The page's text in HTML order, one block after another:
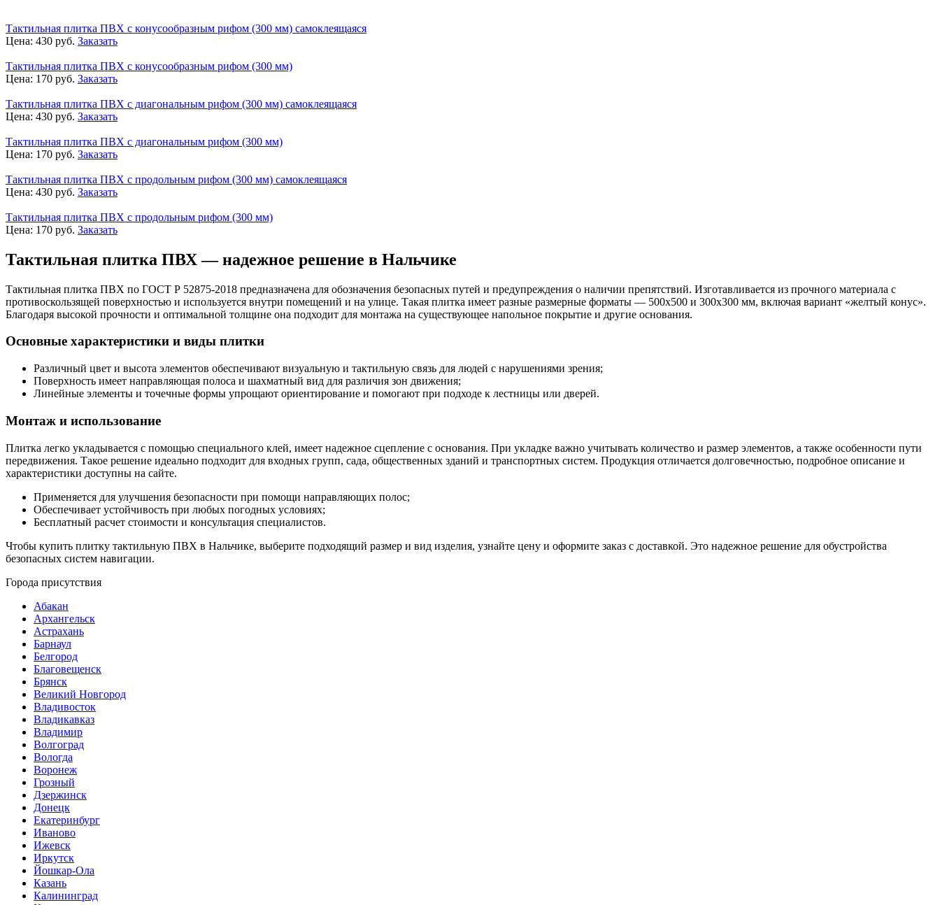
Тактильная плитка ПВХ с конусообразным рифом (300 мм) самоклеящаяся
Цена: 430 руб. Заказать
Тактильная плитка ПВХ с конусообразным рифом (300 мм)
Цена: 170 руб. Заказать
Тактильная плитка ПВХ с диагональным рифом (300 мм) самоклеящаяся
Цена: 430 руб. Заказать
Тактильная плитка ПВХ с диагональным рифом (300 мм)
Цена: 170 руб. Заказать
Тактильная плитка ПВХ с продольным рифом (300 мм) самоклеящаяся
Цена: 430 руб. Заказать
Тактильная плитка ПВХ с продольным рифом (300 мм)
Цена: 170 руб. Заказать
Тактильная плитка ПВХ — надежное решение в Нальчике
Тактильная плитка ПВХ по ГОСТ Р 52875-2018 предназначена для обозначения безопасных путей и предупреждения о наличии препятствий. Изготавливается из прочного материала с
противоскользящей поверхностью и используется внутри помещений и на улице. Такая плитка имеет разные размерные форматы — 500х500 и 300х300 мм, включая вариант «желтый конус».
Благодаря высокой прочности и оптимальной толщине она подходит для монтажа на существующее напольное покрытие и другие основания.
Основные характеристики и виды плитки
Различный цвет и высота элементов обеспечивают визуальную и тактильную связь для людей с нарушениями зрения;
Поверхность имеет направляющая полоса и шахматный вид для различия зон движения;
Линейные элементы и точечные формы упрощают ориентирование и помогают при подходе к лестницы или дверей.
Монтаж и использование
Плитка легко укладывается с помощью специального клей, имеет надежное сцепление с основания. При укладке важно учитывать количество и размер элементов, а также особенности пути
передвижения. Такое решение идеально подходит для входных групп, садa, общественных зданий и транспортных систем. Продукция отличается долговечностью, подробное описание и
характеристики доступны на сайте.
Применяется для улучшения безопасности при помощи направляющих полос;
Обеспечивает устойчивость при любых погодных условиях;
Бесплатный расчет стоимости и консультация специалистов.
Чтобы купить плитку тактильную ПВХ в Нальчике, выберите подходящий размер и вид изделия, узнайте цену и оформите заказ с доставкой. Это надежное решение для обустройства
безопасных систем навигации.
Города присутствия
Абакан
Архангельск
Астрахань
Барнаул
Белгород
Благовещенск
Брянск
Великий Новгород
Владивосток
Владикавказ
Владимир
Волгоград
Вологда
Воронеж
Грозный
Дзержинск
Донецк
Екатеринбург
Иваново
Ижевск
Иркутск
Йошкар-Ола
Казань
Калининград